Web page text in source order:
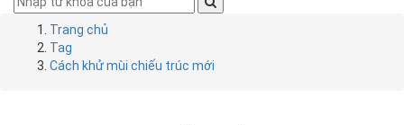
Trang chủ
Tag
Cách khử mùi chiếu trúc mới